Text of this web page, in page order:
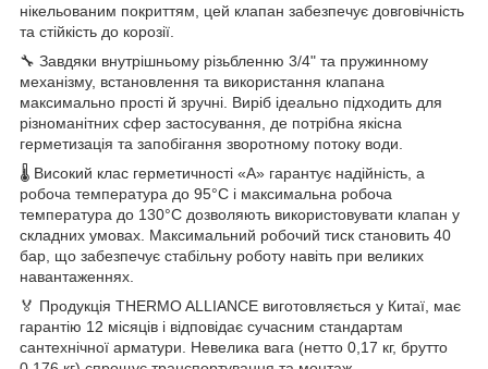
нікельованим покриттям, цей клапан забезпечує довговічність
та стійкість до корозії.
🔧 Завдяки внутрішньому різьбленню 3/4" та пружинному
механізму, встановлення та використання клапана
максимально прості й зручні. Виріб ідеально підходить для
різноманітних сфер застосування, де потрібна якісна
герметизація та запобігання зворотному потоку води.
🌡️ Високий клас герметичності «А» гарантує надійність, а
робоча температура до 95°C і максимальна робоча
температура до 130°C дозволяють використовувати клапан у
складних умовах. Максимальний робочий тиск становить 40
бар, що забезпечує стабільну роботу навіть при великих
навантаженнях.
🏅 Продукція THERMO ALLIANCE виготовляється у Китаї, має
гарантію 12 місяців і відповідає сучасним стандартам
сантехнічної арматури. Невелика вага (нетто 0,17 кг, брутто